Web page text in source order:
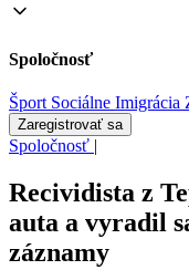
Spoločnosť
Šport Sociálne Imigrácia
Zaregistrovať sa
Spoločnosť |
Recividista z
auta a vyradil
záznamy